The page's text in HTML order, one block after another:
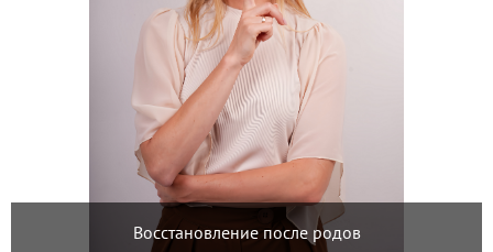
Восстановление после родов